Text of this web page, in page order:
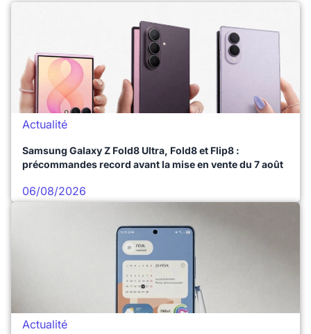
Actualité
Samsung Galaxy Z Fold8 Ultra, Fold8 et Flip8 :
précommandes record avant la mise en vente du 7 août
06/08/2026
Actualité